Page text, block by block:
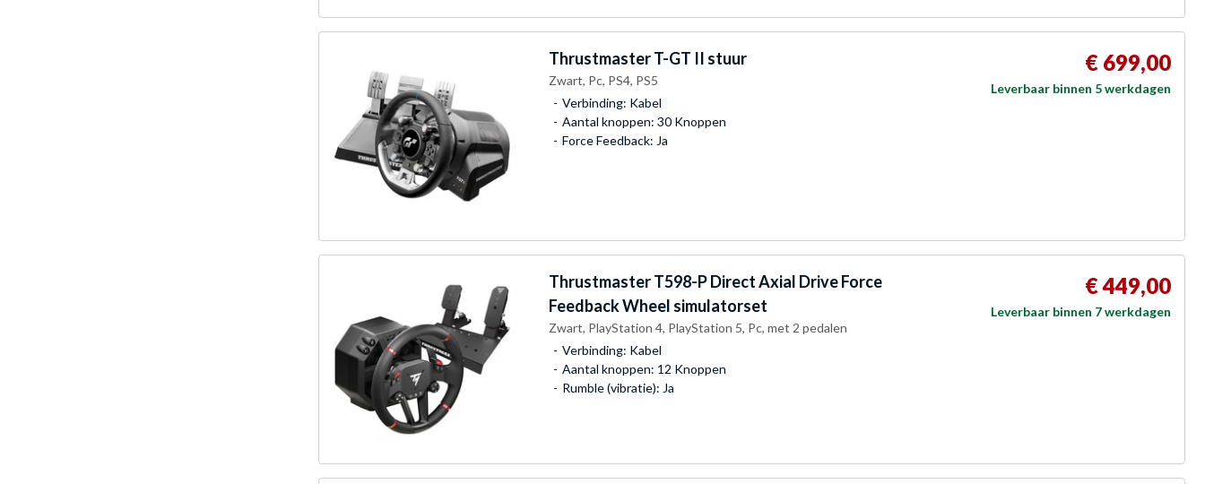
ThrustmasterT-GT II stuur
Zwart, Pc, PS4, PS5
Verbinding: Kabel
Aantal knoppen: 30 Knoppen
Force Feedback: Ja
€ 699,00
Leverbaar binnen 5 werkdagen
ThrustmasterT598-P Direct Axial Drive Force
Feedback Wheel simulatorset
Zwart, PlayStation 4, PlayStation 5, Pc, met 2 pedalen
Verbinding: Kabel
Aantal knoppen: 12 Knoppen
Rumble (vibratie): Ja
€ 449,00
Leverbaar binnen 7 werkdagen